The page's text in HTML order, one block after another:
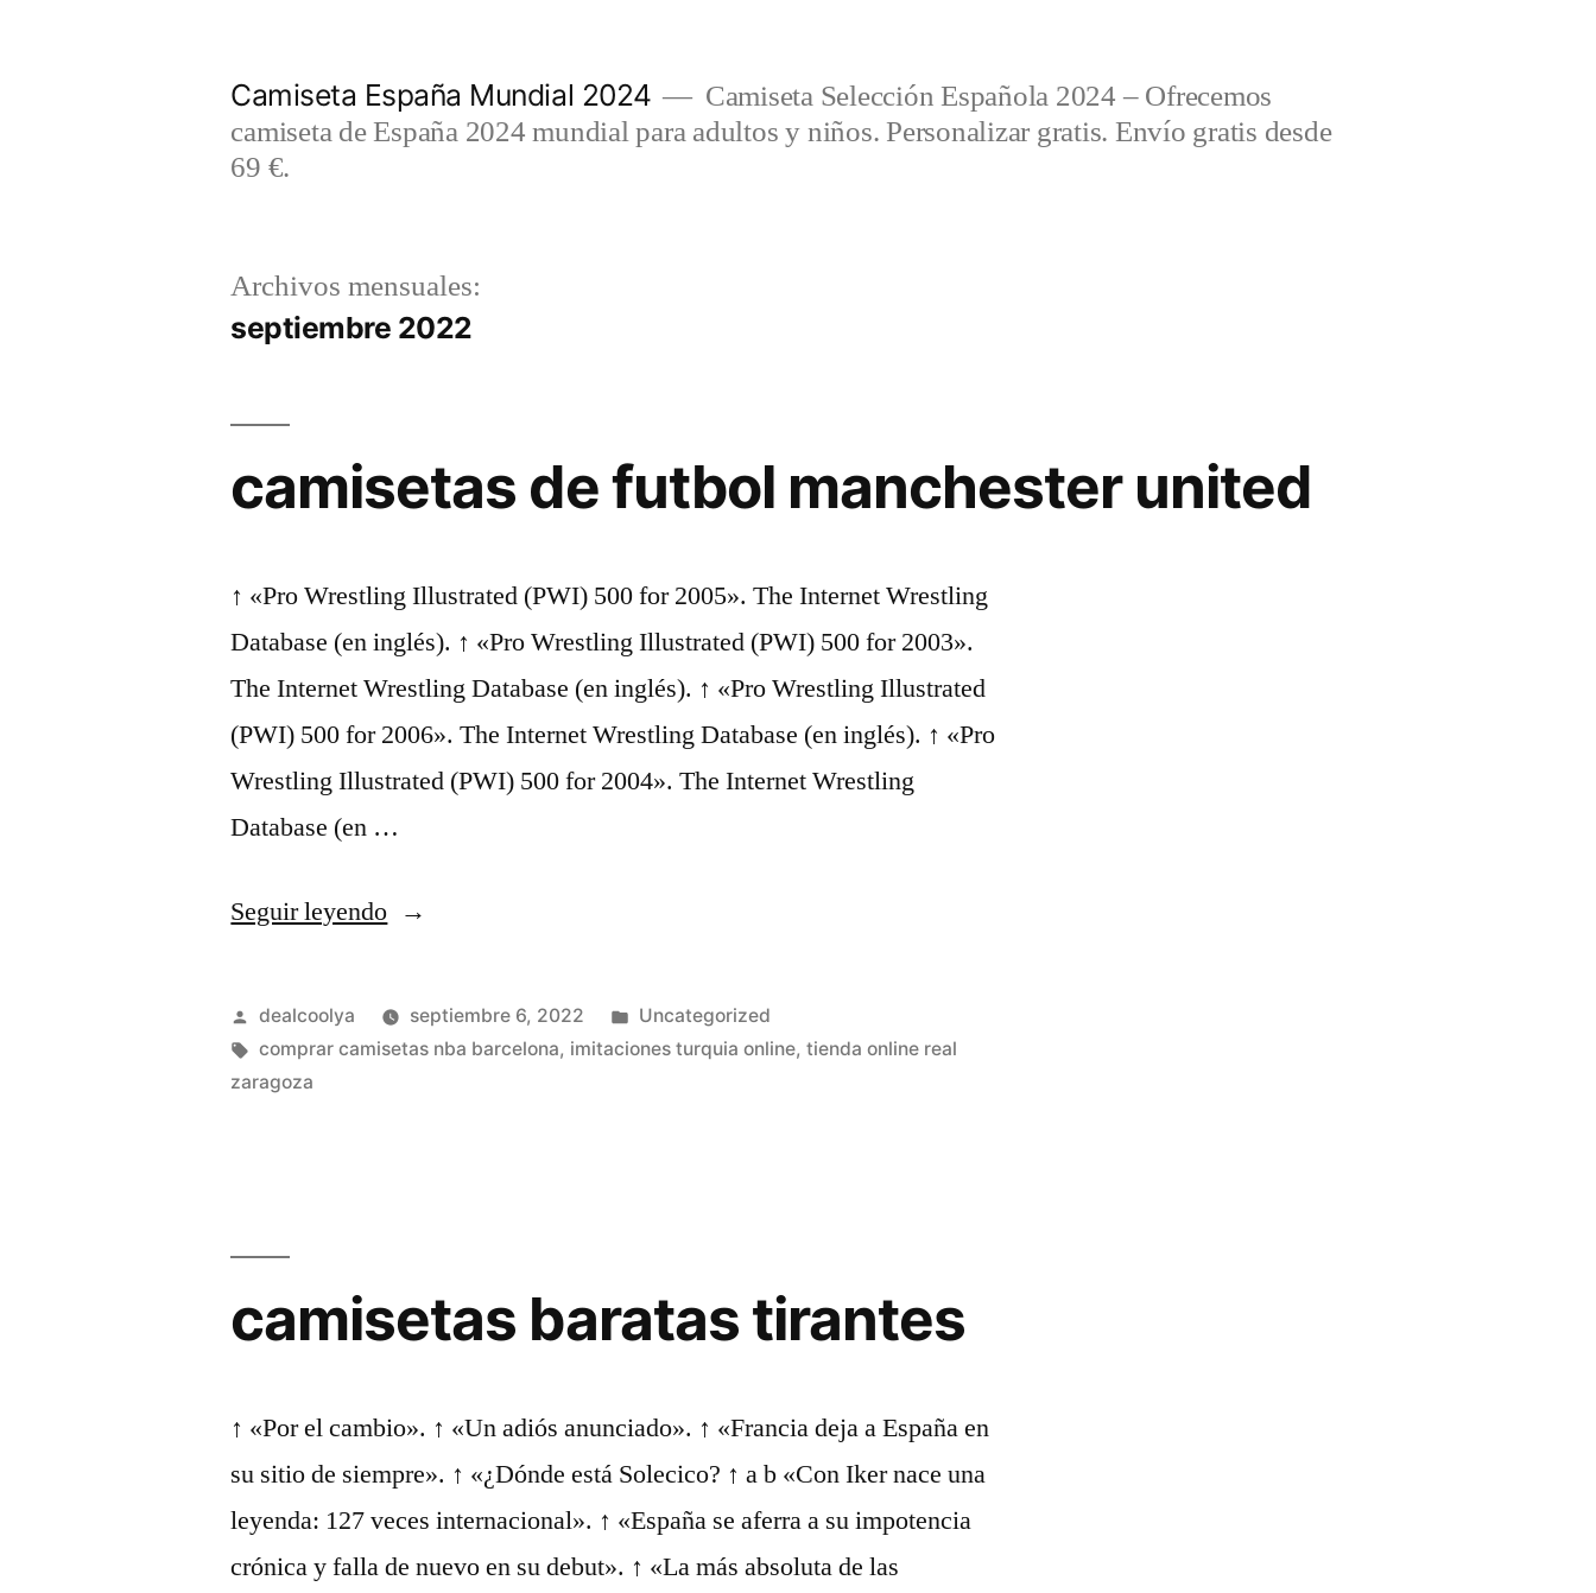
Camiseta España Mundial 2024
Camiseta Selección Española 2024 – Ofrecemos
camiseta de España 2024 mundial para adultos y niños. Personalizar gratis. Envío gratis desde
69 €.
Archivos mensuales:
septiembre 2022
camisetas de futbol manchester united
↑ «Pro Wrestling Illustrated (PWI) 500 for 2005». The Internet Wrestling
Database (en inglés). ↑ «Pro Wrestling Illustrated (PWI) 500 for 2003».
The Internet Wrestling Database (en inglés). ↑ «Pro Wrestling Illustrated
(PWI) 500 for 2006». The Internet Wrestling Database (en inglés). ↑ «Pro
Wrestling Illustrated (PWI) 500 for 2004». The Internet Wrestling
Database (en …
Seguir leyendo«camisetas
futbol
manchester
Publicado
por
dealcoolya septiembre 6, 2022
Publicado
en
Uncategorized
Etiquetas:
comprar camisetas nba barcelona, imitaciones turquia online,tienda online real
zaragoza
camisetas baratas tirantes
↑ «Por el cambio». ↑ «Un adiós anunciado». ↑ «Francia deja a España en
su sitio de siempre». ↑ «¿Dónde está Solecico? ↑ a b «Con Iker nace una
leyenda: 127 veces internacional». ↑ «España se aferra a su impotencia
crónica y falla de nuevo en su debut». ↑ «La más absoluta de las